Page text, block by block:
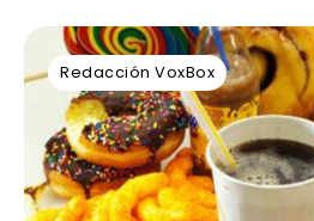
Redacción VoxBox